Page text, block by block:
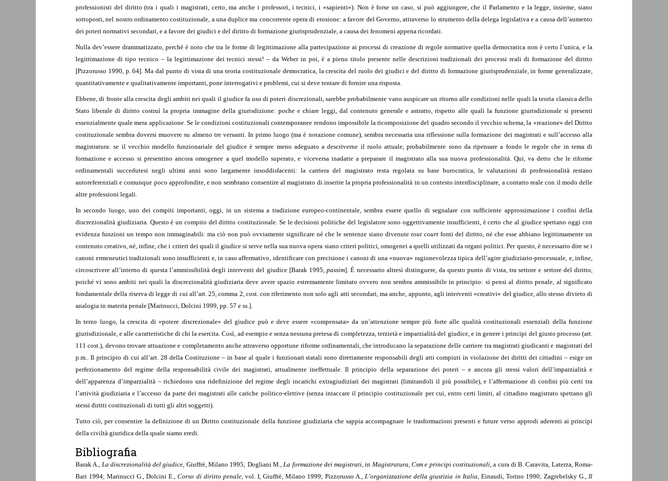
professionisti del diritto (tra i quali i magistrati, certo, ma anche i professori, i tecnici, i «sapienti»). Non è forse un caso, si può aggiungere, che il Parlamento e la legge, insieme, siano
sottoposti, nel nostro ordinamento costituzionale, a una duplice ma concorrente opera di erosione: a favore del Governo, attraverso lo strumento della delega legislativa e a causa dell’aumento
dei poteri normativi secondari, e a favore dei giudici e del diritto di formazione giurisprudenziale, a causa dei fenomeni appena ricordati.
Nulla dev’essere drammatizzato, perché è noto che tra le forme di legittimazione alla partecipazione ai processi di creazione di regole normative quella democratica non è certo l’unica, e la
legittimazione di tipo tecnico – la legittimazione dei tecnici stessi! – da Weber in poi, è a pieno titolo presente nelle descrizioni tradizionali dei processi reali di formazione del diritto
[Pizzorusso 1990, p. 64]. Ma dal punto di vista di una teoria costituzionale democratica, la crescita del ruolo dei giudici e del diritto di formazione giurisprudenziale, in forme generalizzate,
quantitativamente e qualitativamente importanti, pone interrogativi e problemi, cui si deve tentare di fornire una risposta.
Ebbene, di fronte alla crescita degli ambiti nei quali il giudice fa uso di poteri discrezionali, sarebbe probabilmente vano auspicare un ritorno alle condizioni nelle quali la teoria classica dello
Stato liberale di diritto costruì la propria immagine della giurisdizione: poche e chiare leggi, dal contenuto generale e astratto, rispetto alle quali la funzione giurisdizionale si presenti
essenzialmente quale mera applicazione. Se le condizioni costituzionali contemporanee rendono impossibile la ricomposizione del quadro secondo il vecchio schema, la «reazione» del Diritto
costituzionale sembra doversi muovere su almeno tre versanti. In primo luogo (ma è notazione comune), sembra necessaria una riflessione sulla formazione dei magistrati e sull’accesso alla
magistratura: se il vecchio modello funzionariale del giudice è sempre meno adeguato a descriverne il ruolo attuale, probabilmente sono da ripensare a fondo le regole che in tema di
formazione e accesso si presentino ancora omogenee a quel modello superato, e viceversa inadatte a preparare il magistrato alla sua nuova professionalità. Qui, va detto che le riforme
ordinamentali succedutesi negli ultimi anni sono largamente insoddisfacenti: la carriera del magistrato resta regolata su base burocratica, le valutazioni di professionalità restano
autoreferenziali e comunque poco approfondite, e non sembrano consentire al magistrato di inserire la propria professionalità in un contesto interdisciplinare, a contatto reale con il modo delle
altre professioni legali.
In secondo luogo, uno dei compiti importanti, oggi, in un sistema a tradizione europeo-continentale, sembra essere quello di segnalare con sufficiente approssimazione i confini della
discrezionalità giudiziaria. Questo è un compito del diritto costituzionale. Se le decisioni politiche del legislatore sono oggettivamente insufficienti, è certo che al giudice spettano oggi con
evidenza funzioni un tempo non immaginabili: ma ciò non può ovviamente significare né che le sentenze siano divenute tout court fonti del diritto, né che esse abbiano legittimamente un
contenuto creativo, né, infine, che i criteri dei quali il giudice si serve nella sua nuova opera siano criteri politici, omogenei a quelli utilizzati da organi politici. Per questo, è necessario dire se i
canoni ermeneutici tradizionali sono insufficienti e, in caso affermativo, identificare con precisione i canoni di una «nuova» ragionevolezza tipica dell’agire giudiziario-processuale, e, infine,
circoscrivere all’interno di questa l’ammissibilità degli interventi del giudice [Barak 1995,passim]. È necessario altresì distinguere, da questo punto di vista, tra settore e settore del diritto,
poiché vi sono ambiti nei quali la discrezionalità giudiziaria deve avere spazio estremamente limitato ovvero non sembra ammissibile in principio: si pensi al diritto penale, al significato
fondamentale della riserva di legge di cui all’art. 25, comma 2, cost. con riferimento non solo agli atti secondari, ma anche, appunto, agli interventi «creativi» del giudice, allo stesso divieto di
analogia in materia penale [Marinucci, Dolcini 1999, pp. 57 e ss.].
In terzo luogo, la crescita di «potere discrezionale» del giudice può e deve essere «compensata» da un’attenzione sempre più forte alle qualità costituzionali essenziali della funzione
giurisdizionale, e alle caratteristiche di chi la esercita. Così, ad esempio e senza nessuna pretesa di completezza, terzietà e imparzialità del giudice, e in genere i principi del giusto processo (art.
111 cost.), devono trovare attuazione e completamento anche attraverso opportune riforme ordinamentali, che introducano la separazione delle carriere tra magistrati giudicanti e magistrati del
p.m.. Il principio di cui all’art. 28 della Costituzione – in base al quale i funzionari statali sono direttamente responsabili degli atti compiuti in violazione dei diritti dei cittadini – esige un
perfezionamento del regime della responsabilità civile dei magistrati, attualmente ineffettuale. Il principio della separazione dei poteri – e ancora gli stessi valori dell’imparzialità e
dell’apparenza d’imparzialità – richiedono una ridefinizione del regime degli incarichi extragiudiziari dei magistrati (limitandoli il più possibile), e l’affermazione di confini più certi tra
l’attività giudiziaria e l’accesso da parte dei magistrati alle cariche politico-elettive (senza intaccare il principio costituzionale per cui, entro certi limiti, al cittadino magistrato spettano gli
stessi diritti costituzionali di tutti gli altri soggetti).
Tutto ciò, per consentire la definizione di un Diritto costituzionale della funzione giudiziaria che sappia accompagnare le trasformazioni presenti e future verso approdi aderenti ai principi
della civiltà giuridica della quale siamo eredi.
Bibliografia
Barak A., La discrezionalità del giudice , Giuffrè, Milano 1995; Dogliani M., La formazione dei magistrati , in Magistratura ,Csm e principi costituzionali, a cura di B. Caravita, Laterza, Roma-
Bari 1994; Marinucci G., Dolcini E.,Corso di diritto penale, vol. I, Giuffrè, Milano 1999; Pizzorusso A., L’organizzazione della giustizia in Italia , Einaudi, Torino 1990; Zagrebelsky G., Il